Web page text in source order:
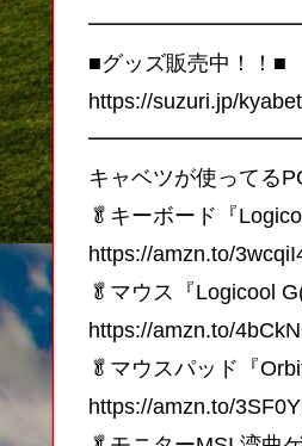
■グッズ販売中！！■
https://suzuri.jp/
キャベツが使ってる
🥬キーボード『
https://amzn.to/
🥬マウス『Logicool
https://amzn.to/
🥬マウスパッド『
https://amzn.to/